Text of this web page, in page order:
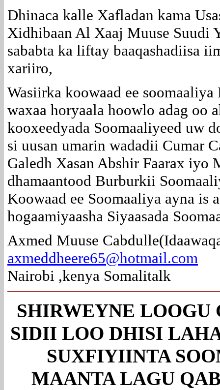
Dhinaca kalle Xafladan kama
Xidhibaan Al Xaaj Muuse Suudi
sababta ka liftay baaqashadiisa
xariiro,
Wasiirka koowaad ee
waxaa horyaala hoowlo adag oo
kooxeedyada Soomaaliyeed uw
si uusan umarin wadadii Cumar
Galedh Xasan Abshir Faarax iyo
dhamaantood Burburkii
Koowaad ee Soomaaliya ayna is
hogaamiyaasha Siyaasada
Axmed Muuse
axmeddheere65@hotmail.com
Nairobi ,kenya Somalitalk
SHIRWEYNE
SIDII LOO DHISI
SUXFIYIINTA
MAANTA LAGU